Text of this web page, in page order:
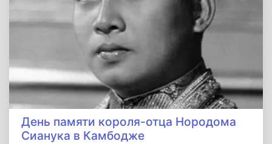
День памяти короля-отца Нородома
Сианука в Камбодже